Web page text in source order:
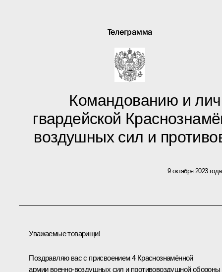
Телеграмма
Командованию и
гвардейской
воздушных сил и
9 октября 2023 года
Уважаемые товарищи!
Поздравляю вас с присвоением 4 Краснознамённой
армии военно-воздушных сил и противовоздушной обороны